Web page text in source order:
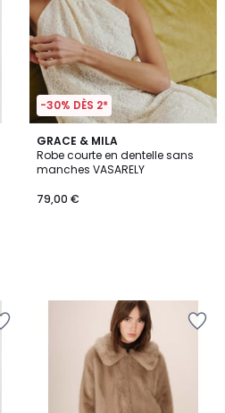
-30% DÈS 2*
GRACE & MILA
Robe courte en dentelle sans
manches VASARELY
79,00 €